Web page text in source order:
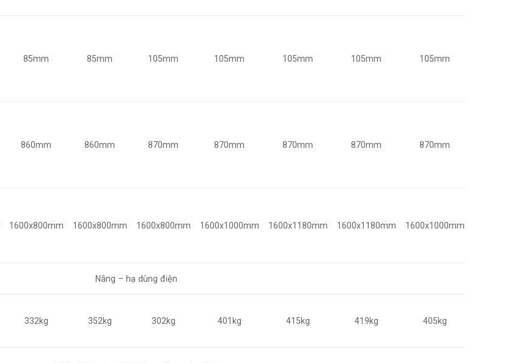
85mm 85mm 105mm 105mm 105mm 105mm 105mm
860mm 860mm 870mm 870mm 870mm 870mm 870mm
1600x800mm 1600x800mm 1600x800mm 1600x1000mm 1600x1180mm 1600x1180mm 1600x1000mm
Nâng – hạ dùng điện
332kg 352kg 302kg 401kg 415kg 419kg 405kg